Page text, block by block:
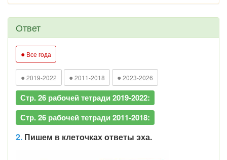
Ответ
● Все года
● 2019-2022 ● 2011-2018 ● 2023-2026
Стр. 26 рабочей тетради 2019-2022:
Стр. 26 рабочей тетради 2011-2018:
2. Пишем в клеточках ответы эха.